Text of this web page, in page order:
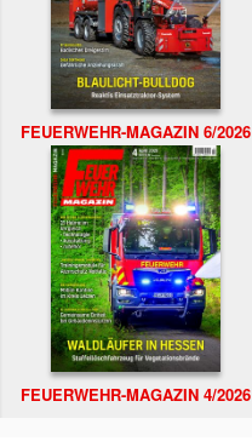
FEUERWEHR-MAGAZIN 6/2026
FEUERWEHR-MAGAZIN 4/2026